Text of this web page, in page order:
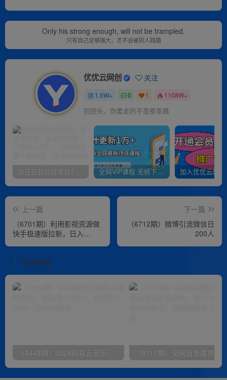
Only his strong enough, will not be trampled.
只有自己足够强大，才不会被别人践踏
优优云网创 关注
1.5W+ 0 1 1108W+
别回头，你要走的不是那条路
你还在到处找项目？还在当韭菜？我靠卖项目一个月收入5万+，曾经我也是个失败者。 全网VIP课程 无损下载~
上一篇
（6701期）利用影视资源做
快手极速版拉新，日入
下一篇
（6712期）微博引流微信日
200人
相关推荐